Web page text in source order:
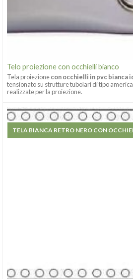
Telo proiezione con occhielli bianco
Tela proiezionecon occhielli in pvc bianca
tensionato su strutture tubolari di tipo
realizzate per la proiezione.
TELA BIANCA RETRO NERO CON